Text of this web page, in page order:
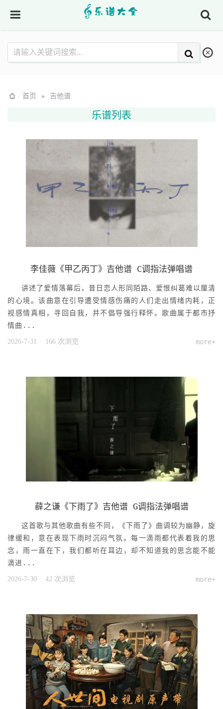
首页 » 吉他谱
乐谱列表
李佳薇《甲乙丙丁》吉他谱 C调指法弹唱谱
讲述了爱情落幕后，昔日恋人形同陌路、爱恨纠葛难以厘清
的心境。该曲意在引导遭受情感伤痛的人们走出情绪内耗，正
视感情真相，寻回自我，并不倡导强行释怀。歌曲属于都市抒
情曲...
2026-7-31 · 166 次浏览 more+
薛之谦《下雨了》吉他谱 G调指法弹唱谱
这首歌与其他歌曲有些不同，《下雨了》曲调较为幽静，旋
律缓和，意在表现下雨时沉闷气氛。每一滴雨都代表着我的思
念，雨一直在下，我们都听在耳边，却不知道我的思念能不能
滴进...
2026-7-30 · 42 次浏览 more+